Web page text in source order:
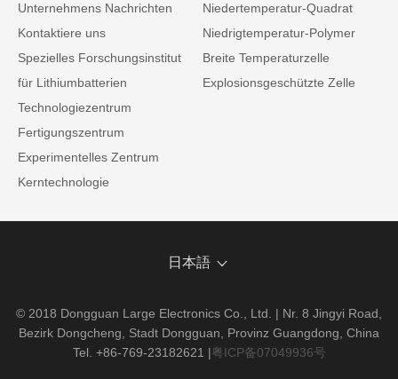
Unternehmens Nachrichten
Kontaktiere uns
Spezielles Forschungsinstitut
für Lithiumbatterien
Technologiezentrum
Fertigungszentrum
Experimentelles Zentrum
Kerntechnologie
Niedertemperatur-Quadrat
Niedrigtemperatur-Polymer
Breite Temperaturzelle
Explosionsgeschützte Zelle
日本語
© 2018 Dongguan Large Electronics Co., Ltd. | Nr. 8 Jingyi Road,
Bezirk Dongcheng, Stadt Dongguan, Provinz Guangdong, China
Tel. +86-769-23182621 |粤ICP备07049936号